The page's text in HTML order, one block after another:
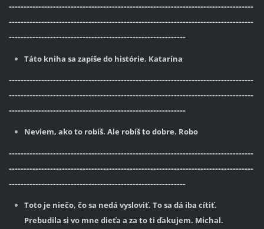
-----------------------------------------------------------------------------------
-----------------------------------------------------------------------------------
------------------------------------------------------------
Táto kniha sa zapíše do histórie. Katarína
-----------------------------------------------------------------------------------
-----------------------------------------------------------------------------------
------------------------------------------------------------
Neviem, ako to robíš. Ale robíš to dobre. Robo
-----------------------------------------------------------------------------------
-----------------------------------------------------------------------------------
------------------------------------------------------------
Toto je niečo, čo sa nedá vysloviť. To sa dá iba cítiť.
Prebudila si vo mne dieťa a za to ti ďakujem. Michal.